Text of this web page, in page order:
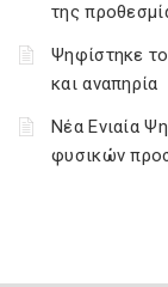
της
Ψηφίστηκε
και αναπηρία
Νέα Ενιαία
φυσικών